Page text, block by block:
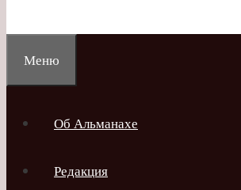
Меню
Об Альманахе
Редакция